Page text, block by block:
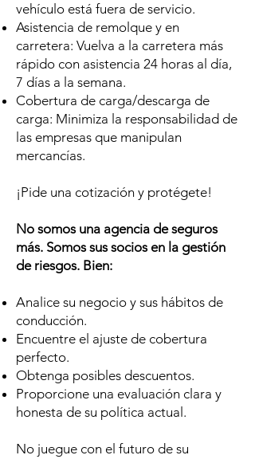
vehículo está fuera de servicio.
Asistencia de remolque y en
carretera: Vuelva a la carretera más
rápido con asistencia 24 horas al día,
7 días a la semana.
Cobertura de carga/descarga de
carga: Minimiza la responsabilidad de
las empresas que manipulan
mercancías.
¡Pide una cotización y protégete!
No somos una agencia de seguros
más. Somos sus socios en la gestión
de riesgos. Bien:
Analice su negocio y sus hábitos de
conducción.
Encuentre el ajuste de cobertura
perfecto.
Obtenga posibles descuentos.
Proporcione una evaluación clara y
honesta de su política actual.
No juegue con el futuro de su